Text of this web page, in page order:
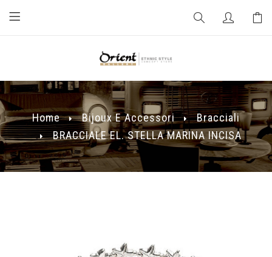
Home Bijoux E Accessori
Bracciali
BRACCIALE EL. STELLA MARINA INCISA